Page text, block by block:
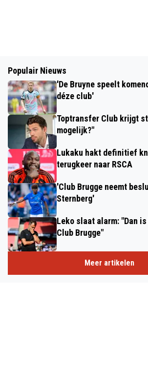
Populair Nieuws
'De Bruyne speelt
déze club'
Toptransfer Club krijgt
mogelijk?"
Lukaku hakt definitief
terugkeer naar RSCA
'Club Brugge neemt
Sternberg'
Leko slaat alarm: "Dan
Club Brugge"
Meer artikelen